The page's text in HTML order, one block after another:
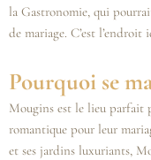
la Gastronomie, qui
de mariage. C’est
Pourquoi se
Mougins est le lieu parfait
romantique pour leur
et ses jardins luxuriants,